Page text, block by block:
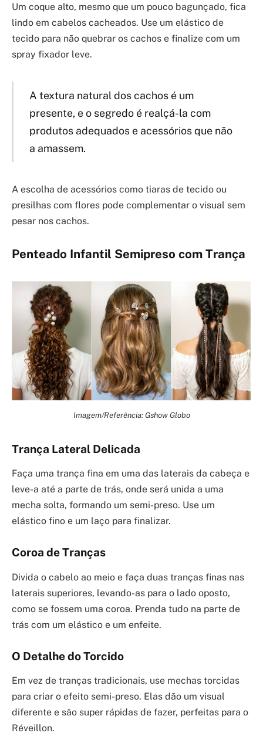
Um coque alto, mesmo que um pouco bagunçado, fica
lindo em cabelos cacheados. Use um elástico de
tecido para não quebrar os cachos e finalize com um
spray fixador leve.
A textura natural dos cachos é um
presente, e o segredo é realçá-la com
produtos adequados e acessórios que não
a amassem.
A escolha de acessórios como tiaras de tecido ou
presilhas com flores pode complementar o visual sem
pesar nos cachos.
Penteado Infantil Semipreso com Trança
Imagem/Referência: Gshow Globo
Trança Lateral Delicada
Faça uma trança fina em uma das laterais da cabeça e
leve-a até a parte de trás, onde será unida a uma
mecha solta, formando um semi-preso. Use um
elástico fino e um laço para finalizar.
Coroa de Tranças
Divida o cabelo ao meio e faça duas tranças finas nas
laterais superiores, levando-as para o lado oposto,
como se fossem uma coroa. Prenda tudo na parte de
trás com um elástico e um enfeite.
O Detalhe do Torcido
Em vez de tranças tradicionais, use mechas torcidas
para criar o efeito semi-preso. Elas dão um visual
diferente e são super rápidas de fazer, perfeitas para o
Réveillon.